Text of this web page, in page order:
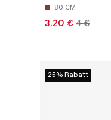
80 CM
3.20 € 4 €
25% Rabatt